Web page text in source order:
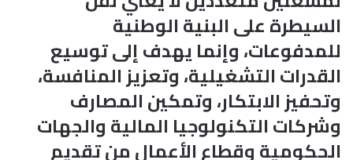
السيطرة على البنية الوطنية
للمدفوعات، وإنما يهدف إلى توسيع
القدرات التشغيلية، وتعزيز المنافسة،
وتحفيز الابتكار، وتمكين المصارف
وشركات التكنولوجيا المالية والجهات
الحكومية وقطاع الأعمال من تقديم